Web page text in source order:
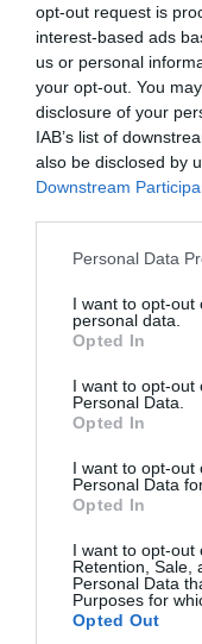
opt-out request is
interest-based ads
us or personal
your opt-out. You
disclosure of your
IAB’s list of
also be disclosed by
Downstream
Please note that this
not limited to your
grant or deny
use your data for
consent section.
Personal Data
I want to opt-out
personal data.
Opted In
I want to opt-out
Personal Data.
Opted In
I want to opt-out
Personal Data
Opted In
I want to opt-out
Retention, Sale,
Personal Data
Purposes for
Opted Out
05.08.2026 | 15:02
Ρωσικός
κατέστρεψε
μεγαλύτερα
(βίντεο)
05.08.2026 | 20:02
Η Κίνα
προκάλεσε